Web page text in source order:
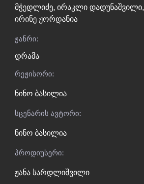
მჭედლიძე, ირაკლი დადუნაშვილი,
ირინე ჟორდანია
ჟანრი:
დრამა
რეჟისორი:
ნინო ბასილია
სცენარის ავტორი:
ნინო ბასილია
პროდიუსერი:
ჟანა სარდლიშვილი